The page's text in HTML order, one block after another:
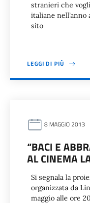
stranieri che
italiane nell’anno
sito
LEGGI DI PIÙ
8 MAGGIO 2013
“BACI E
AL CINEMA
Si segnala la
organizzata da
maggio alle ore